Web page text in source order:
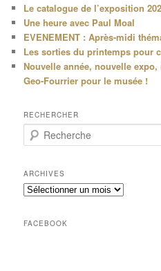
Le catalogue de l’exposition
Une heure avec Paul Moal
EVENEMENT : Après-midi
Les sorties du printemps pour
Nouvelle année, nouvelle
Geo-Fourrier pour le musée !
RECHERCHER
e
h
e
r
h
ARCHIVES
Archives
FACEBOOK